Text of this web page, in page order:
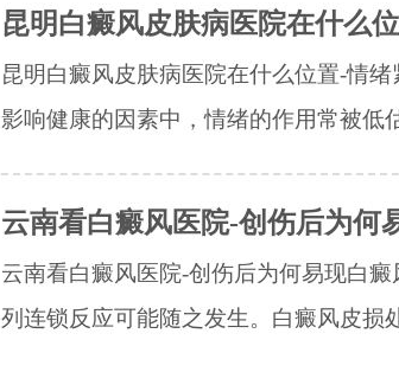
昆明白癜风皮肤病医院在什么
昆明白癜风皮肤病医院在什么位置-情
影响健康的因素中，情绪的作用常被低
云南看白癜风医院-创伤后为何
云南看白癜风医院-创伤后为何易现白
列连锁反应可能随之发生。白癜风皮损